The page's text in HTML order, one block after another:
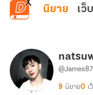
ข้ามไปยังเนื้อหาหลัก
นิยาย เว็
9 นิยาย0 เ